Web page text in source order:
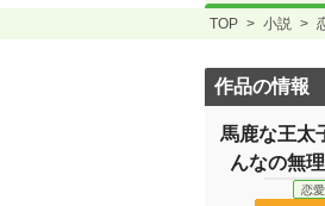
TOP > 小説 >
作品の情報
馬鹿な王太
んなの無
恋愛